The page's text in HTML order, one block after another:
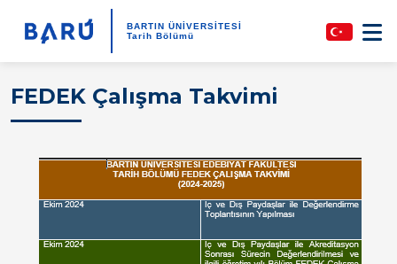
BARTIN ÜNİVERSİTESİ
Tarih Bölümü
FEDEK Çalışma Takvimi